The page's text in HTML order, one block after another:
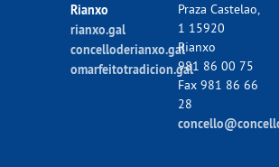
Rianxo
rianxo.gal
concelloderianxo.gal
omarfeitotradicion.gal
Praza Castelao,
1 15920
Rianxo
981 86 00 75
Fax 981 86 66
28